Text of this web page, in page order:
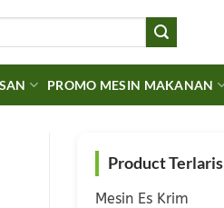
PROMO MESIN MAKANAN
Product Terlaris
Mesin Es Krim